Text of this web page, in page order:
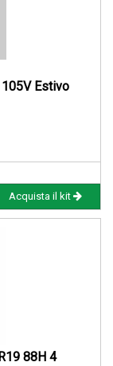
Estivo
Acquista il kit
88H 4